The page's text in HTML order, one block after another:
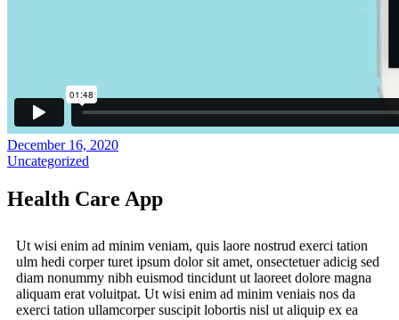
December 16, 2020
Uncategorized
Health Care App
Ut wisi enim ad minim veniam, quis laore nostrud exerci tation
ulm hedi corper turet ipsum dolor sit amet, onsectetuer adicig sed
diam nonummy nibh euismod tincidunt ut laoreet dolore magna
aliquam erat voluitpat. Ut wisi enim ad minim veniais nos da
exerci tation ullamcorper suscipit lobortis nisl ut aliquip ex ea